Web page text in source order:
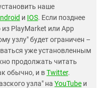
наше
и IOS. Если позднее
PlayMarket или App
узлу" будет ограничен –
уже установленным
продолжать читать
обычно, и вTwitter.
узла" на YouTube и